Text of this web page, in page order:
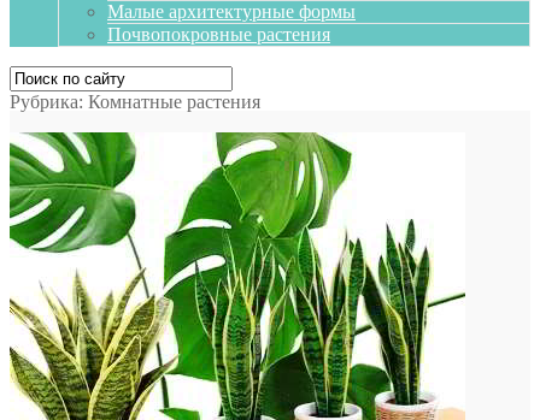
Малые архитектурные формы
Почвопокровные растения
Рубрика: Комнатные растения